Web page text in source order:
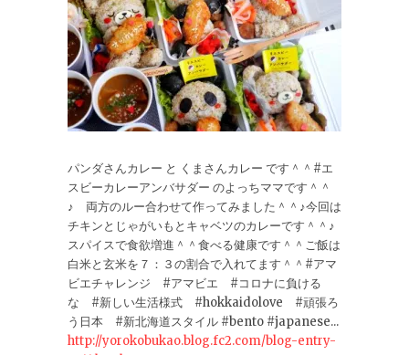
パンダさんカレー と くまさんカレー です＾＾#エ
スビーカレーアンバサダー のよっちママです＾＾
♪ 両方のルー合わせて作ってみました＾＾♪今回は
チキンとじゃがいもとキャベツのカレーです＾＾♪
スパイスで食欲増進＾＾食べる健康です＾＾ご飯は
白米と玄米を７：３の割合で入れてます＾＾#アマ
ビエチャレンジ #アマビエ #コロナに負ける
な #新しい生活様式 #hokkaidolove #頑張ろ
う日本 #新北海道スタイル #bento #japanese...
http://yorokobukao.blog.fc2.com/blog-entry-